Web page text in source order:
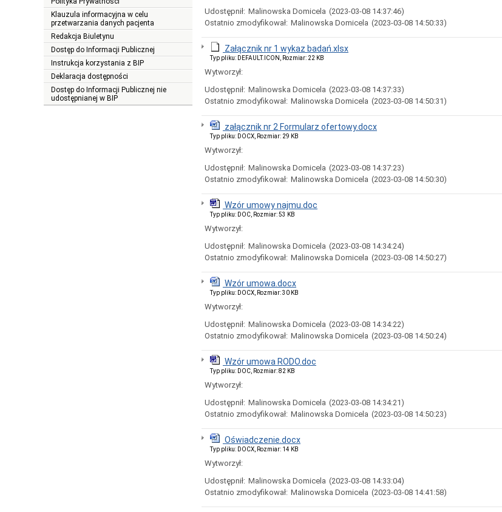
Klauzula informacyjna w celu
przetwarzania danych pacjenta
Redakcja Biuletynu
Dostęp do Informacji Publicznej
Instrukcja korzystania z BIP
Deklaracja dostępności
Dostęp do Informacji Publicznej nie
udostępnianej w BIP
Udostępnił: Malinowska Domicela (2023-03-08 14:37:46)
Ostatnio zmodyfikował: Malinowska Domicela (2023-03-08 14:50:33)
Załącznik nr 1 wykaz badań.xlsx
Typ pliku: DEFAULT.ICON, Rozmiar: 22 KB
Wytworzył:
Udostępnił: Malinowska Domicela (2023-03-08 14:37:33)
Ostatnio zmodyfikował: Malinowska Domicela (2023-03-08 14:50:31)
załącznik nr 2 Formularz ofertowy.docx
Typ pliku: DOCX, Rozmiar: 29 KB
Wytworzył:
Udostępnił: Malinowska Domicela (2023-03-08 14:37:23)
Ostatnio zmodyfikował: Malinowska Domicela (2023-03-08 14:50:30)
Wzór umowy najmu.doc
Typ pliku: DOC, Rozmiar: 53 KB
Wytworzył:
Udostępnił: Malinowska Domicela (2023-03-08 14:34:24)
Ostatnio zmodyfikował: Malinowska Domicela (2023-03-08 14:50:27)
Wzór umowa.docx
Typ pliku: DOCX, Rozmiar: 30 KB
Wytworzył:
Udostępnił: Malinowska Domicela (2023-03-08 14:34:22)
Ostatnio zmodyfikował: Malinowska Domicela (2023-03-08 14:50:24)
Wzór umowa RODO.doc
Typ pliku: DOC, Rozmiar: 82 KB
Wytworzył:
Udostępnił: Malinowska Domicela (2023-03-08 14:34:21)
Ostatnio zmodyfikował: Malinowska Domicela (2023-03-08 14:50:23)
Oświadczenie.docx
Typ pliku: DOCX, Rozmiar: 14 KB
Wytworzył:
Udostępnił: Malinowska Domicela (2023-03-08 14:33:04)
Ostatnio zmodyfikował: Malinowska Domicela (2023-03-08 14:41:58)